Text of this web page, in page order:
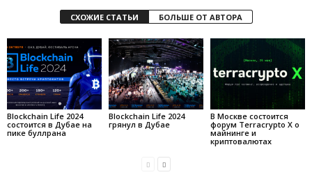
СХОЖИЕ СТАТЬИ БОЛЬШЕ ОТ АВТОРА
Blockchain Life 2024
состоится в Дубае на
пике буллрана
Blockchain Life 2024
грянул в Дубае
В Москве состоится
форум Terracrypto X о
майнинге и
криптовалютах